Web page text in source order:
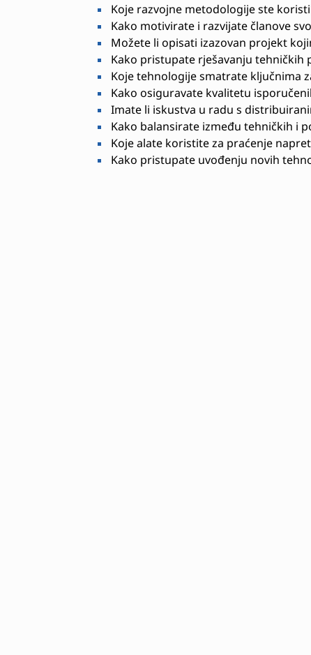
Koje razvojne metodologije ste
Kako motivirate i razvijate članove
Možete li opisati izazovan projekt
Kako pristupate rješavanju tehničkih
Koje tehnologije smatrate ključnima
Kako osiguravate kvalitetu
Imate li iskustva u radu s
Kako balansirate između tehničkih i
Koje alate koristite za praćenje
Kako pristupate uvođenju novih